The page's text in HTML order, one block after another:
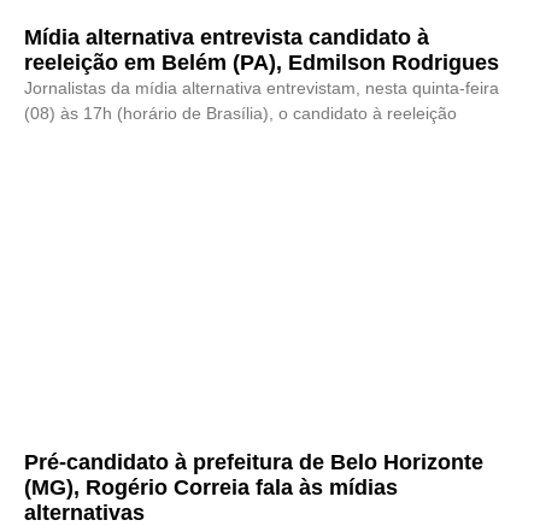
Mídia alternativa entrevista candidato à
reeleição em Belém (PA), Edmilson Rodrigues
Jornalistas da mídia alternativa entrevistam, nesta quinta-feira
(08) às 17h (horário de Brasília), o candidato à reeleição
Pré-candidato à prefeitura de Belo Horizonte
(MG), Rogério Correia fala às mídias
alternativas